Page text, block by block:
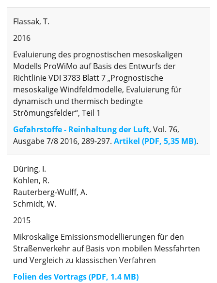
Flassak, T.
2016
Evaluierung des prognostischen mesoskaligen
Modells ProWiMo auf Basis des Entwurfs der
Richtlinie VDI 3783 Blatt 7 „Prognostische
mesoskalige Windfeldmodelle, Evaluierung für
dynamisch und thermisch bedingte
Strömungsfelder“, Teil 1
Gefahrstoffe - Reinhaltung der Luft, Vol. 76,
Ausgabe 7/8 2016, 289-297. Artikel (PDF, 5,35 MB).
Düring, I.
Kohlen, R.
Rauterberg-Wulff, A.
Schmidt, W.
2015
Mikroskalige Emissionsmodellierungen für den
Straßenverkehr auf Basis von mobilen Messfahrten
und Vergleich zu klassischen Verfahren
Folien des Vortrags (PDF, 1.4 MB)